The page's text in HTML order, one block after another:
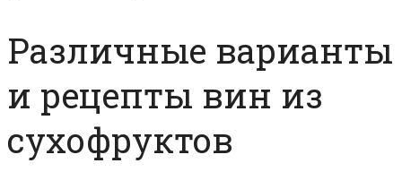
Различные варианты
и рецепты вин из
сухофруктов